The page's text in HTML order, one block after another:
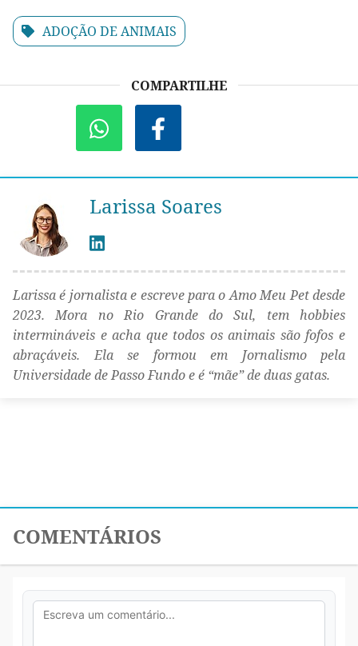
ADOÇÃO DE ANIMAIS
COMPARTILHE
Larissa Soares
Larissa é jornalista e escreve para o Amo Meu Pet desde
2023. Mora no Rio Grande do Sul, tem hobbies
intermináveis e acha que todos os animais são fofos e
abraçáveis. Ela se formou em Jornalismo pela
Universidade de Passo Fundo e é “mãe” de duas gatas.
COMENTÁRIOS